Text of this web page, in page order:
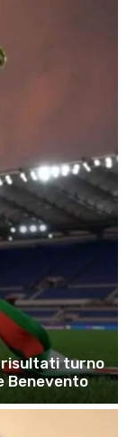
risultati turno
Benevento